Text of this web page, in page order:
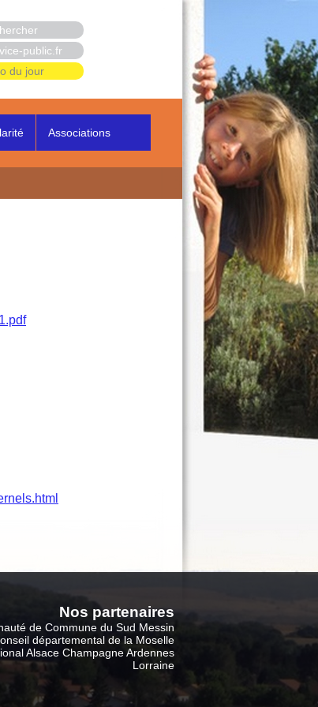
public.fr
du jour
Associations
Nos partenaires
de Commune du Sud Messin
départemental de la Moselle
Alsace Champagne Ardennes
Lorraine